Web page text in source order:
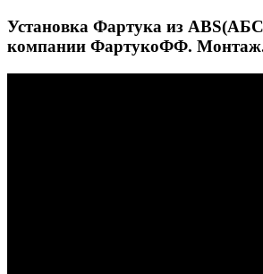
Установка Фартука из
компании ФартукоФФ.